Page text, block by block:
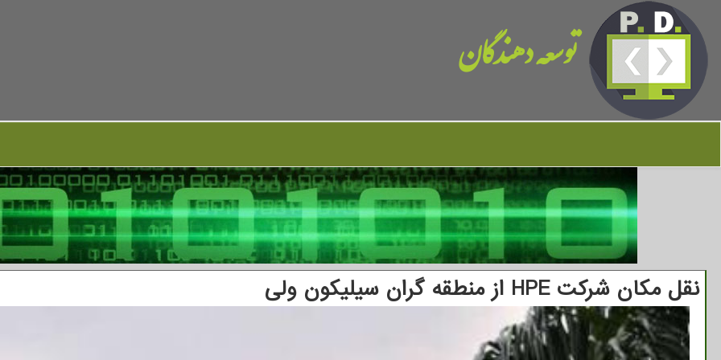
توسعه دهندگان
نقل مكان شركت HPE از منطقه گران سیلیكون ولی